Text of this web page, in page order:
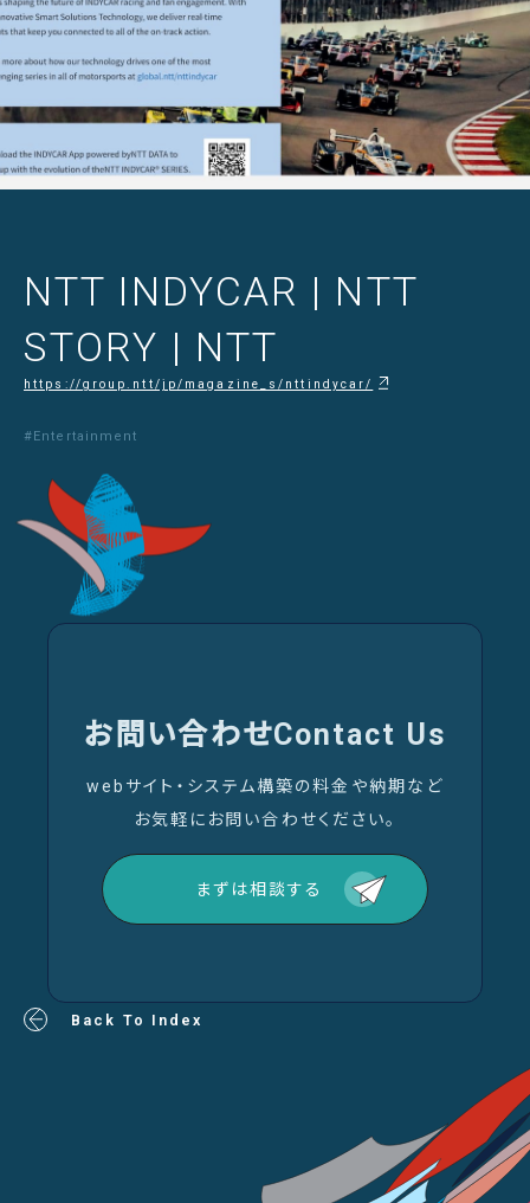
NTT INDYCAR | NTT
STORY | NTT
https://group.ntt/jp/magazine_s/nttindycar/
#Entertainment
お問い合わせContact Us
webサイト・システム構築の料金や納期など
お気軽にお問い合わせください。
まずは相談する
Back To Index